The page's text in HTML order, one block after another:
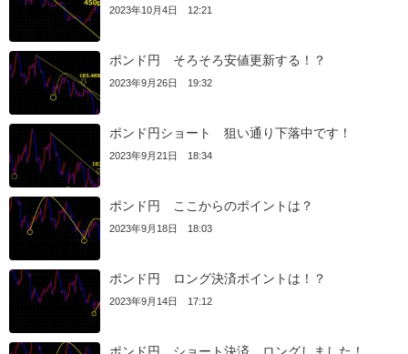
2023年10月4日 12:21
ポンド円 そろそろ安値更新する！？
2023年9月26日 19:32
ポンド円ショート 狙い通り下落中です！
2023年9月21日 18:34
ポンド円 ここからのポイントは？
2023年9月18日 18:03
ポンド円 ロング決済ポイントは！？
2023年9月14日 17:12
ポンド円 ショート決済、ロングしました！